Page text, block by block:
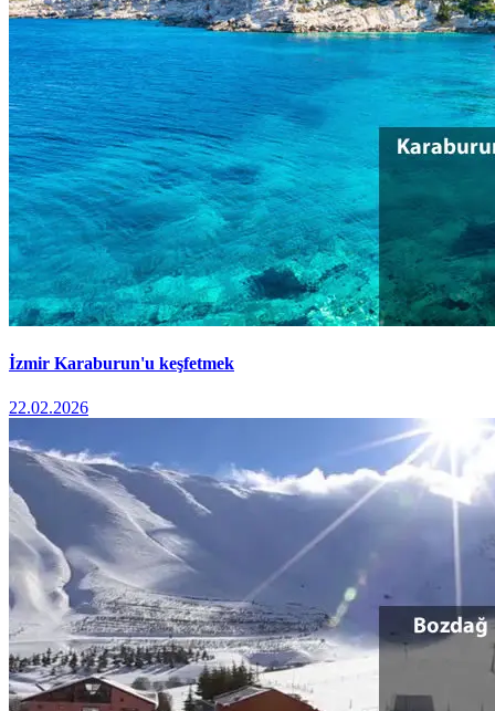
İzmir Karaburun'u keşfetmek
22.02.2026